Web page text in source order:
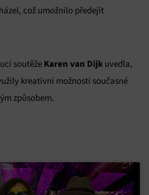
což umožnilo předejít
soutěže Karen van Dijk uvedla,
kreativní možnosti současné
způsobem.